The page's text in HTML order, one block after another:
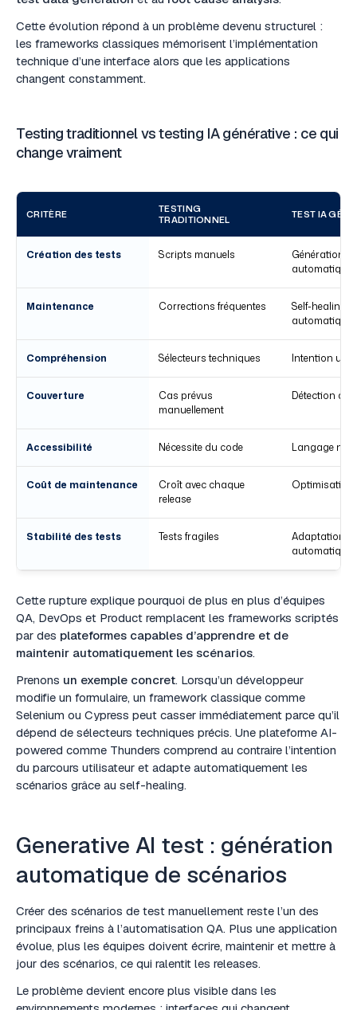
Cette évolution répond à un problème devenu structurel :
les frameworks classiques mémorisent l’implémentation
technique d’une interface alors que les applications
changent constamment.
Testing traditionnel vs testing IA générative : ce qui
change vraiment
CRITÈRE
TESTING
TRADITIONNEL
TEST IA
Création des tests Scripts manuels
Génération
automatique
Maintenance Corrections fréquentes
Self-healing
automatique
Compréhension Sélecteurs techniques Intention
Couverture
Cas prévus
manuellement
Détection
Accessibilité Nécessite du code Langage
Coût de maintenance
Croît avec chaque
release
Optimisation
Stabilité des tests Tests fragiles
Adaptation
automatique
Cette rupture explique pourquoi de plus en plus d’équipes
QA, DevOps et Product remplacent les frameworks scriptés
par des plateformes capables d’apprendre et de
maintenir automatiquement les scénarios.
Prenons un exemple concret. Lorsqu’un développeur
modifie un formulaire, un framework classique comme
Selenium ou Cypress peut casser immédiatement parce qu’il
dépend de sélecteurs techniques précis. Une plateforme AI-
powered comme Thunders comprend au contraire l’intention
du parcours utilisateur et adapte automatiquement les
scénarios grâce au self-healing.
Generative AI test : génération
automatique de scénarios
Créer des scénarios de test manuellement reste l’un des
principaux freins à l’automatisation QA. Plus une application
évolue, plus les équipes doivent écrire, maintenir et mettre à
jour des scénarios, ce qui ralentit les releases.
Le problème devient encore plus visible dans les